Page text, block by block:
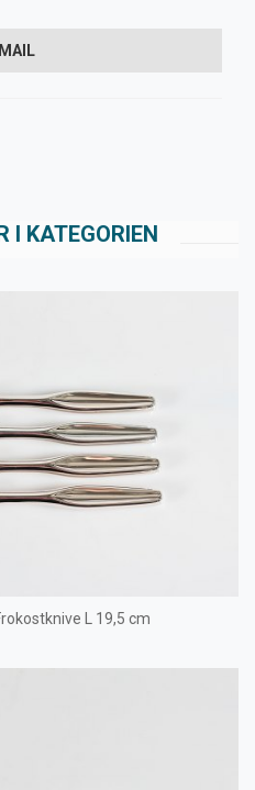
I KATEGORIEN
L 19,5 cm